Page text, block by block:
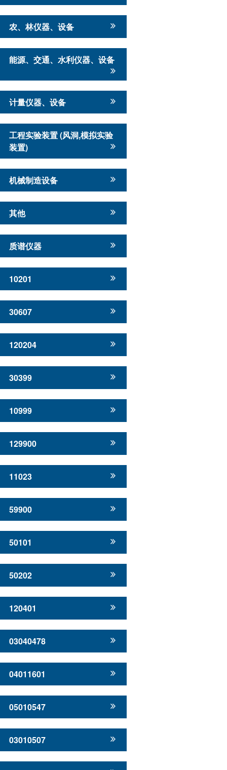
农、林仪器、设备
能源、交通、水利仪器、设备
计量仪器、设备
工程实验装置 (风洞,模拟实验
装置)
机械制造设备
其他
质谱仪器
10201
30607
120204
30399
10999
129900
11023
59900
50101
50202
120401
03040478
04011601
05010547
03010507